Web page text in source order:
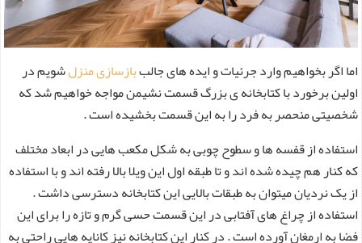
اما اگر بخواهیم وارد جرئیات و ایده های جالببازسازی منزلشویم در
اولین برخورد با کتابخانه ی بزرگ قسمت نشیمن مواجه خواهیم شد که
شخصیتی منحصر به فرد را به این قسمت بخشیده است .
استفاده از قفسه ها و سطوح چوبی به شکل مکعب هایی در ابعاد مختلف
که کنار هم چیده شده اند و تا طبقه اول این ویلا بالا رفته اند و با استفاده
از یک نردیان میتوان به طبقات بالایی این کتابخانه دسترسی داشت .
استفاده از چراغ های آفتابی در این قسمت حسی گرم و تازه را برای این
فضا به ارمغان آورده است . در کنار این کتابخانه نیز کاناپه هایی راحتی به